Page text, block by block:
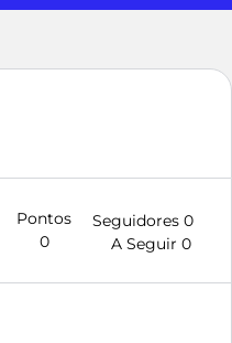
Pontos
0
Seguidores 0
A Seguir 0